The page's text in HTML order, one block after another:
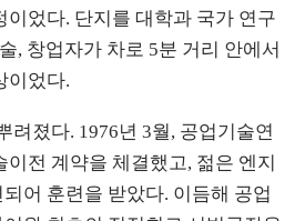
이었다. 단지를 대학과 국가 연구
, 창업자가 차로 5분 거리 안에서
이었다.
려졌다. 1976년 3월, 공업기술연
이전 계약을 체결했고, 젊은 엔지
어 훈련을 받았다. 이듬해 공업